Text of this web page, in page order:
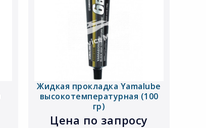
Жидкая прокладка Yamalube
высокотемпературная (100
гр)
Цена по запросу